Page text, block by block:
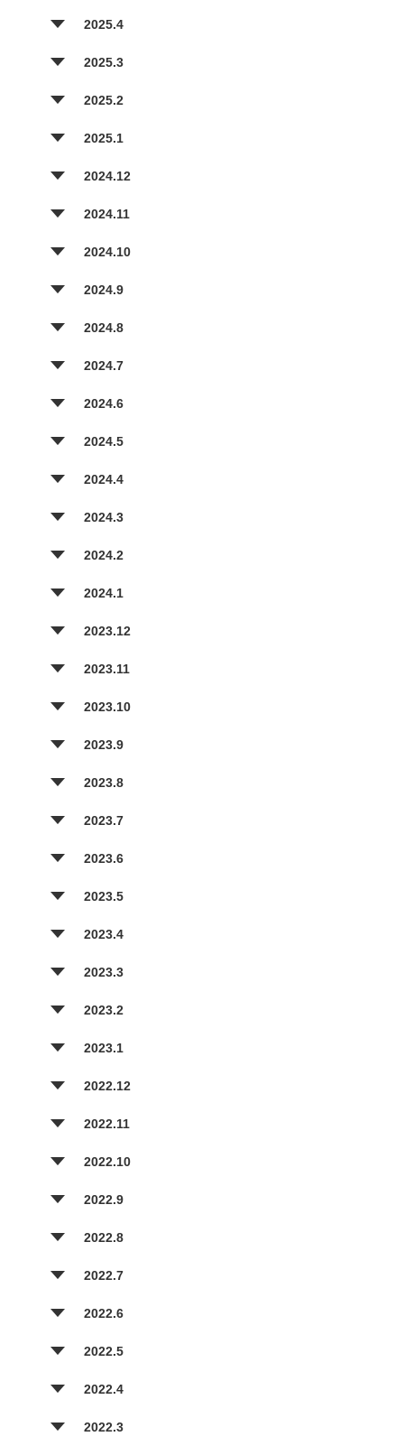
2025.4
2025.3
2025.2
2025.1
2024.12
2024.11
2024.10
2024.9
2024.8
2024.7
2024.6
2024.5
2024.4
2024.3
2024.2
2024.1
2023.12
2023.11
2023.10
2023.9
2023.8
2023.7
2023.6
2023.5
2023.4
2023.3
2023.2
2023.1
2022.12
2022.11
2022.10
2022.9
2022.8
2022.7
2022.6
2022.5
2022.4
2022.3